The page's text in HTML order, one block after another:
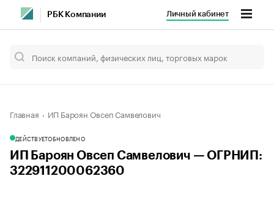
РБК Компании Личный кабинет
Главная ИП Бароян Овсеп Самвелович
ДЕЙСТВУЕТОБНОВЛЕНО
ИП Бароян Овсеп Самвелович — ОГРНИП:
322911200062360